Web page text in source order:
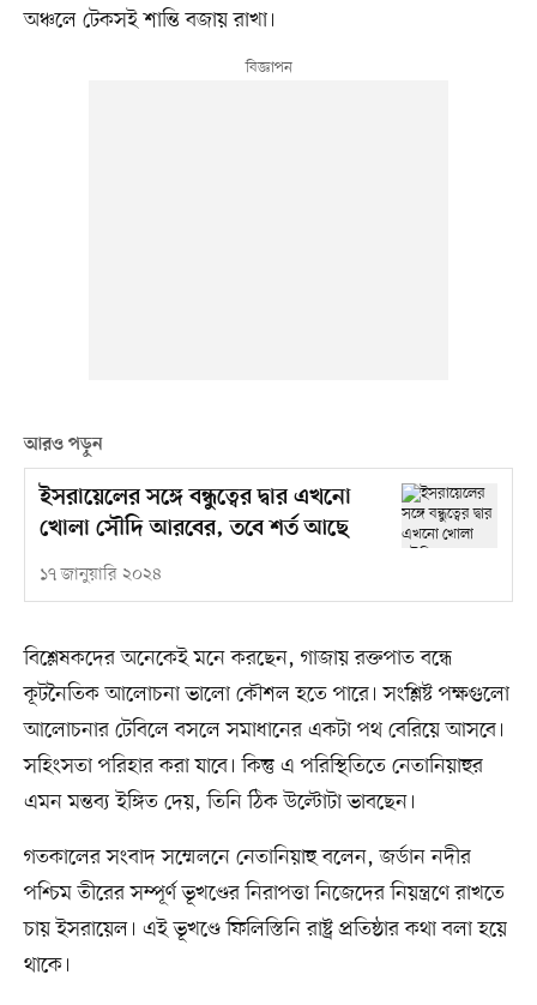
অঞ্চলে টেকসই শান্তি বজায় রাখা।
আরও পড়ুন
ইসরায়েলের সঙ্গে বন্ধুত্বের দ্বার এখনো
খোলা সৌদি আরবের, তবে শর্ত আছে
১৭ জানুয়ারি ২০২৪
বিশ্লেষকদের অনেকেই মনে করছেন, গাজায় রক্তপাত বন্ধে
কূটনৈতিক আলোচনা ভালো কৌশল হতে পারে। সংশ্লিষ্ট পক্ষগুলো
আলোচনার টেবিলে বসলে সমাধানের একটা পথ বেরিয়ে আসবে।
সহিংসতা পরিহার করা যাবে। কিন্তু এ পরিস্থিতিতে নেতানিয়াহুর
এমন মন্তব্য ইঙ্গিত দেয়, তিনি ঠিক উল্টোটা ভাবছেন।
গতকালের সংবাদ সম্মেলনে নেতানিয়াহু বলেন, জর্ডান নদীর
পশ্চিম তীরের সম্পূর্ণ ভূখণ্ডের নিরাপত্তা নিজেদের নিয়ন্ত্রণে রাখতে
চায় ইসরায়েল। এই ভূখণ্ডে ফিলিস্তিনি রাষ্ট্র প্রতিষ্ঠার কথা বলা হয়ে
থাকে।